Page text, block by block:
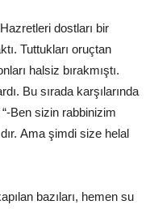
dostları bir
Tuttukları oruçtan
halsiz bırakmıştı.
Bu sırada karşılarında
Ben sizin rabbinizim
Ama şimdi size helal
bazıları, hemen su